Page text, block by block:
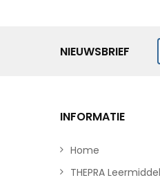
NIEUWSBRIEF
INFORMATIE
Home
THEPRA